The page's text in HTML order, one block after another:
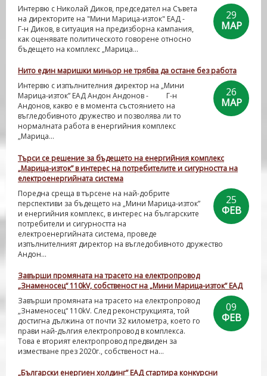
29
МАР
Интервю с Николай Диков, председател на Съвета
на директорите на "Мини Марица-изток" ЕАД -
Г-н Диков, в ситуация на предизборна кампания,
как оценявате политическото говорене относно
бъдещето на комплекс „Марица...
Нито един маришки миньор не трябва да остане без работа
26
МАР
Интервю с изпълнителния директор на „Мини
Марица-изток” ЕАД Андон Андонов - Г-н
Андонов, какво е в момента състоянието на
въгледобивното дружество и позволява ли то
нормалната работа в енергийния комплекс
„Марица...
Търси се решение за бъдещето на енергийния комплекс
„Марица-изток” в интерес на потребителите и сигурността на
електроенергийната система
25
ФЕВ
Поредна среща в търсене на най-добрите
перспективи за бъдещето на „Мини Марица-изток”
и енергийния комплекс, в интерес на българските
потребители и сигурността на
електроенергийната система, проведе
изпълнителният директор на въгледобивното дружество
Андон...
Завърши промяната на трасето на електропровод
„Знаменосец“ 110kV, собственост на „Мини Марица-изток” ЕАД
09
ФЕВ
Завърши промяната на трасето на електропровод
„Знаменосец“ 110kV. След реконструкцията, той
достигна дължина от почти 32 километра, което го
прави най-дългия електропровод в комплекса.
Това е вторият електропровод предвиден за
изместване през 2020г., собственост на...
„Български енергиен холдинг” ЕАД стартира конкурсни